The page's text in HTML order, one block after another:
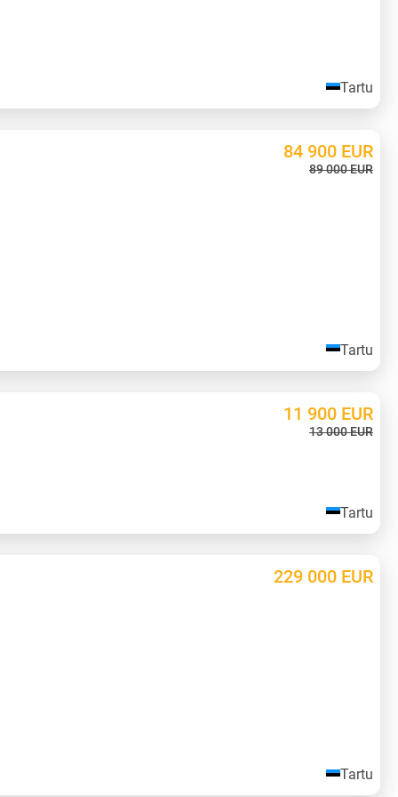
Tartu
84 900 EUR
89 000EUR
Tartu
11 900 EUR
13 000EUR
Tartu
229 000 EUR
Tartu